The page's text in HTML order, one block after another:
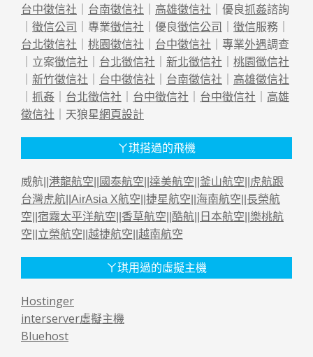
台中徵信社 ｜ 台南徵信社 ｜ 高雄徵信社 ｜優良抓姦諮詢
｜ 徵信公司 ｜專業徵信社 ｜優良徵信公司 ｜ 徵信服務｜
台北徵信社 ｜ 桃園徵信社 ｜ 台中徵信社 ｜專業外遇調查
｜立案徵信社 ｜ 台北徵信社 ｜ 新北徵信社 ｜ 桃園徵信社
｜ 新竹徵信社 ｜ 台中徵信社 ｜ 台南徵信社 ｜ 高雄徵信社
｜ 抓姦 ｜ 台北徵信社 ｜ 台中徵信社 ｜ 台中徵信社 ｜ 高雄
徵信社 ｜天狼星網頁設計
ㄚ琪搭過的飛機
威航|| 港龍航空 國泰航空 達美航空 釜山航空
虎航跟
台灣虎航 AirAsia X航空 捷星航空 海南航空 長榮航
空 宿霧太平洋航空 香草航空 酷航 日本航空 樂桃航
空 立榮航空 越捷航空 越南航空
ㄚ琪用過的虛擬主機
Hostinger
interserver虛擬主機
Bluehost